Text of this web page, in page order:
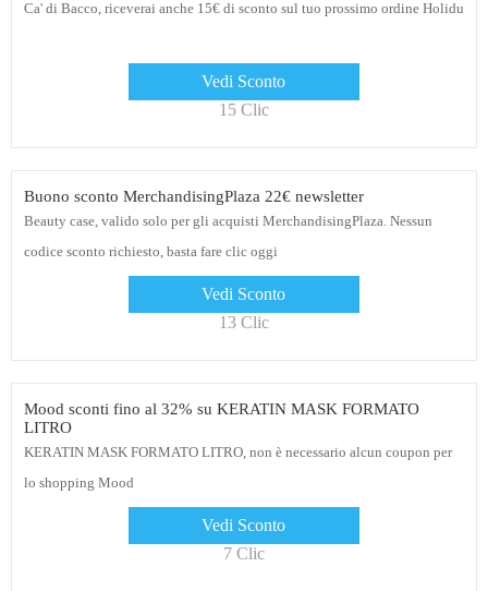
Ca' di Bacco, riceverai anche 15€ di sconto sul tuo prossimo ordine Holidu
Vedi Sconto
15 Clic
Buono sconto MerchandisingPlaza 22€ newsletter
Beauty case, valido solo per gli acquisti MerchandisingPlaza. Nessun
codice sconto richiesto, basta fare clic oggi
Vedi Sconto
13 Clic
Mood sconti fino al 32% su KERATIN MASK FORMATO
LITRO
KERATIN MASK FORMATO LITRO, non è necessario alcun coupon per
lo shopping Mood
Vedi Sconto
7 Clic